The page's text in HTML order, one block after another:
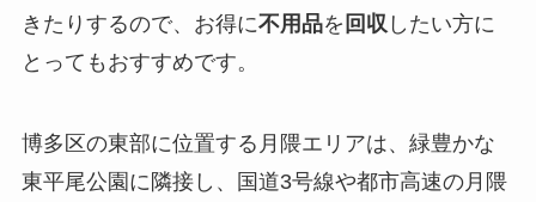
きたりするので、お得に不用品を 回収したい方に
とってもおすすめです。
博多区の東部に位置する月隈エリアは、緑豊かな
東平尾公園に隣接し、国道3号線や都市高速の月隈